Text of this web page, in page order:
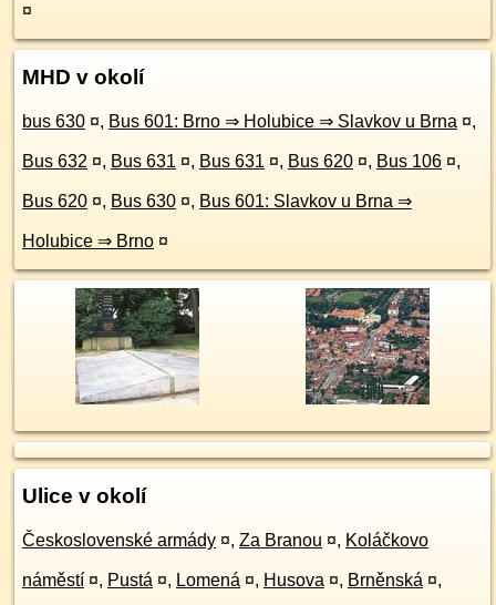
¤
MHD v okolí
bus 630 ¤, Bus 601: Brno ⇒ Holubice ⇒ Slavkov u Brna ¤,
Bus 632 ¤, Bus 631 ¤, Bus 631 ¤, Bus 620 ¤, Bus 106 ¤,
Bus 620 ¤, Bus 630 ¤, Bus 601: Slavkov u Brna ⇒
Holubice ⇒ Brno ¤
Ulice v okolí
Československé armády ¤, Za Branou ¤, Koláčkovo
náměstí ¤, Pustá ¤, Lomená ¤, Husova ¤, Brněnská ¤,